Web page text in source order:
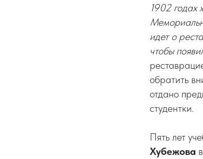
1902 годах
идет о
чтобы
обратить
отдано
студентки.
Пять лет
Хубежова